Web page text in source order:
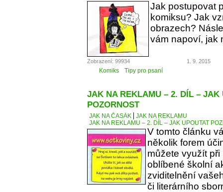
Jak postupovat
komiksu? Jak
obrazech?
vám napoví, jak
Zobrazení: 99934 1. 9. 2015
Komiks Tipy pro psaní
JAK NA REKLAMU – 2. DÍL – JAK
POZORNOST
JAK NA ČASÁK
JAK NA REKLAMU
JAK NA REKLAMU – 2. DÍL – JAK UPOUTAT
V tomto článku
několik forem
můžete využít
oblíbené školní
zviditelnění
či literárního